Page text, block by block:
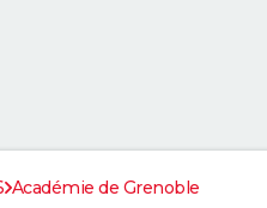
Académie de Grenoble